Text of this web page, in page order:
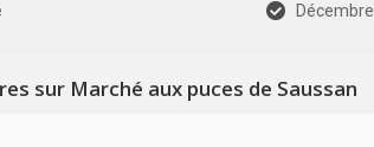
Décembre
sur Marché aux puces de Saussan